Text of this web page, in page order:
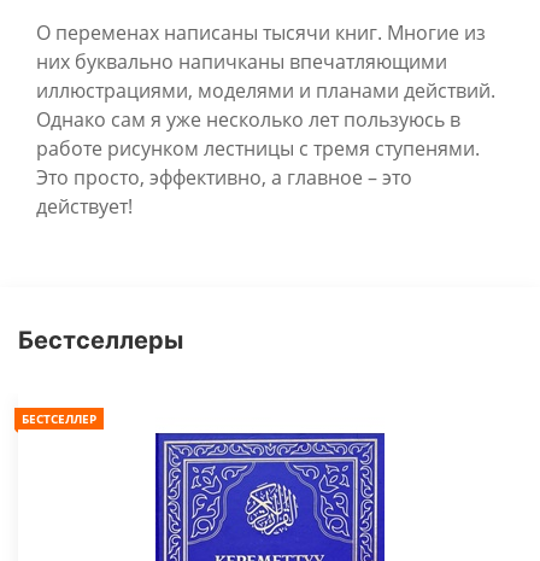
О переменах написаны тысячи книг. Многие из
них буквально напичканы впечатляющими
иллюстрациями, моделями и планами действий.
Однако сам я уже несколько лет пользуюсь в
работе рисунком лестницы с тремя ступенями.
Это просто, эффективно, а главное – это
действует!
Бестселлеры
БЕСТСЕЛЛЕР